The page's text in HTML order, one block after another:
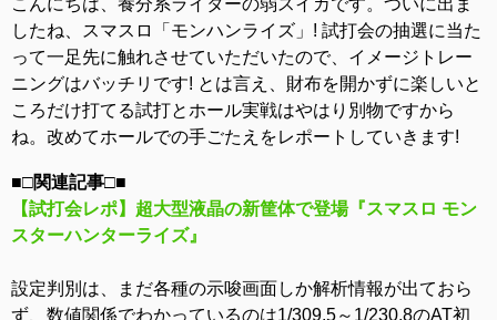
こんにちは、養分系ライターの弱スイカです。ついに出ま
したね、スマスロ「モンハンライズ」! 試打会の抽選に当た
って一足先に触れさせていただいたので、イメージトレー
ニングはバッチリです! とは言え、財布を開かずに楽しいと
ころだけ打てる試打とホール実戦はやはり別物ですから
ね。改めてホールでの手ごたえをレポートしていきます!
■□関連記事□■
【試打会レポ】超大型液晶の新筐体で登場『スマスロ モン
スターハンターライズ』
設定判別は、まだ各種の示唆画面しか解析情報が出ておら
ず、数値関係でわかっているのは1/309.5～1/230.8のAT初